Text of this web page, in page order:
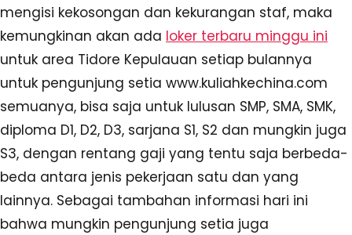
mengisi kekosongan dan kekurangan staf, maka
kemungkinan akan ada loker terbaru minggu ini
untuk area Tidore Kepulauan setiap bulannya
untuk pengunjung setia www.kuliahkechina.com
semuanya, bisa saja untuk lulusan SMP, SMA, SMK,
diploma D1, D2, D3, sarjana S1, S2 dan mungkin juga
S3, dengan rentang gaji yang tentu saja berbeda-
beda antara jenis pekerjaan satu dan yang
lainnya. Sebagai tambahan informasi hari ini
bahwa mungkin pengunjung setia juga